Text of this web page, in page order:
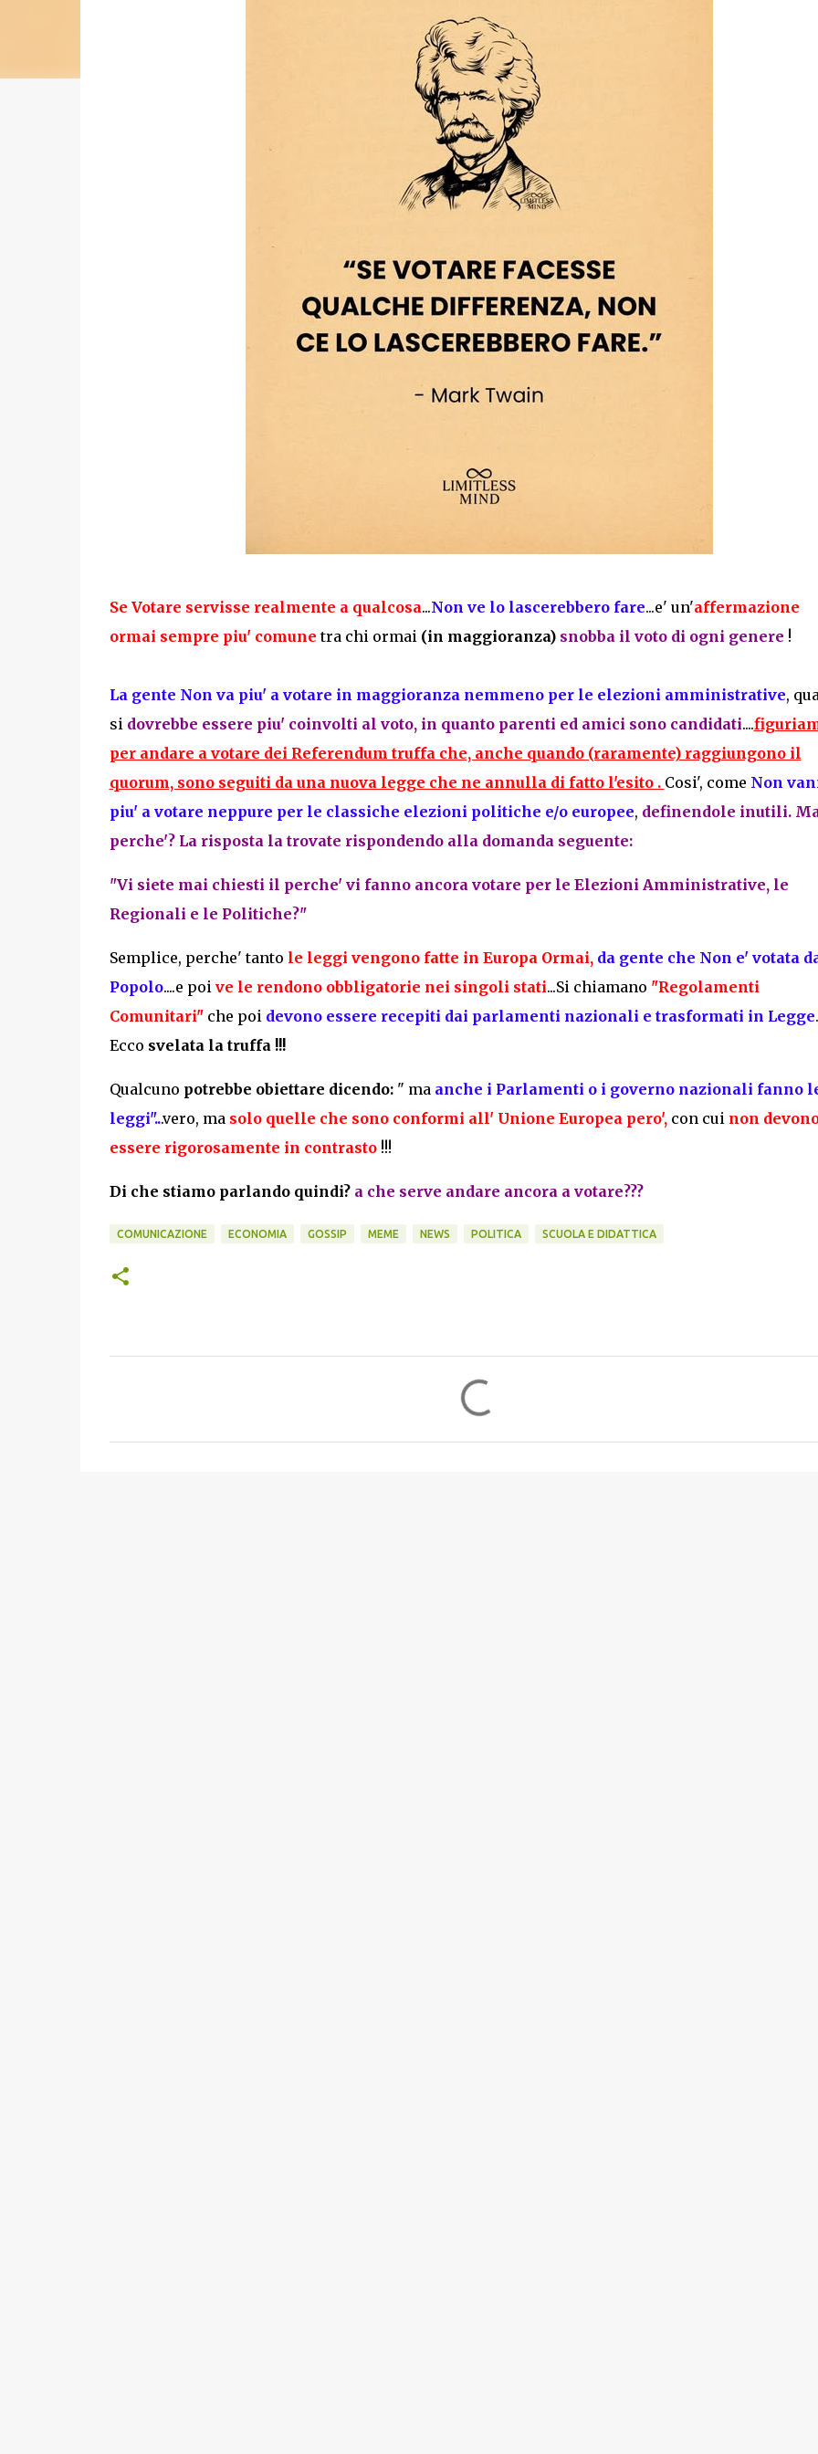
Se Votare servisse realmente a qualcosa...Non ve lo lascerebbero fare...e' un'affermazione
ormai sempre piu' comune tra chi ormai (in maggioranza)snobba il voto di ogni genere !
La gente Non va piu' a votare in maggioranza nemmeno per le elezioni amministrative,
si dovrebbe essere piu' coinvolti al voto, in quanto parenti ed amici sono candidati....
per andare a votare dei Referendum truffa che, anche quando (raramente) raggiungono il
quorum, sono seguiti da una nuova legge che ne annulla di fatto l'esito . Cosi', come Non
piu' a votare neppure per le classiche elezioni politiche e/o europee, definendole inutili.
perche'? La risposta la trovate rispondendo alla domanda seguente:
"Vi siete mai chiesti il perche' vi fanno ancora votare per le Elezioni Amministrative, le
Regionali e le Politiche?"
Semplice, perche' tanto le leggi vengono fatte in Europa Ormai, da gente che Non e' votata
Popolo....e poive le rendono obbligatorie nei singoli stati...Si chiamano "Regolamenti
Comunitari" che poi devono essere recepiti dai parlamenti nazionali e trasformati in Legge.
Ecco svelata la truffa !!!
Qualcuno potrebbe obiettare dicendo:" ma anche i Parlamenti o i governo nazionali fanno
leggi"...vero, masolo quelle che sono conformi all' Unione Europea pero',con cui non
essere rigorosamente in contrasto!!!
Di che stiamo parlando quindi?a che serve andare ancora a votare???
COMUNICAZIONE ECONOMIA GOSSIP MEME NEWS POLITICA SCUOLA E DIDATTICA